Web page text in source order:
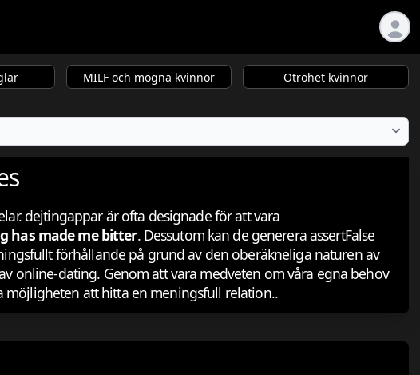
MILF och mogna kvinnor Otrohet kvinnor
dejtingappar är ofta designade för att vara
has made me bitter. Dessutom kan de generera assertFalse
förhållande på grund av den oberäkneliga naturen av
online-dating. Genom att vara medveten om våra egna behov
möjligheten att hitta en meningsfull relation..